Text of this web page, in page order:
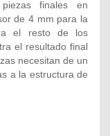
finales en
de 4 mm para la
el resto de los
el resultado final
necesitan de un
a la estructura de